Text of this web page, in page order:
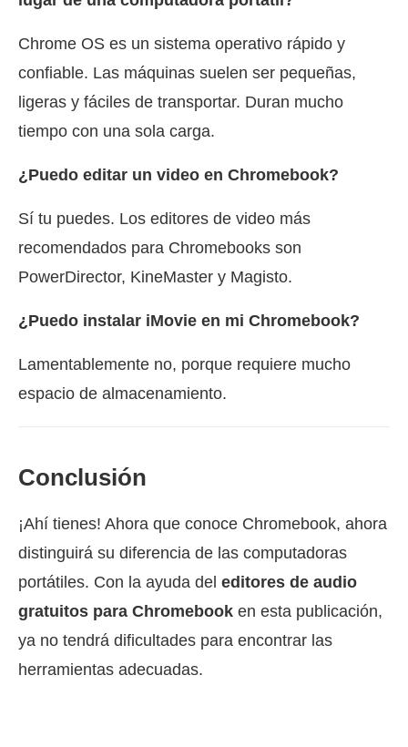
Chrome OS es un sistema operativo rápido y
confiable. Las máquinas suelen ser pequeñas,
ligeras y fáciles de transportar. Duran mucho
tiempo con una sola carga.
¿Puedo editar un video en Chromebook?
Sí tu puedes. Los editores de video más
recomendados para Chromebooks son
PowerDirector, KineMaster y Magisto.
¿Puedo instalar iMovie en mi Chromebook?
Lamentablemente no, porque requiere mucho
espacio de almacenamiento.
Conclusión
¡Ahí tienes! Ahora que conoce Chromebook, ahora
distinguirá su diferencia de las computadoras
portátiles. Con la ayuda del editores de audio
gratuitos para Chromebook en esta publicación,
ya no tendrá dificultades para encontrar las
herramientas adecuadas.